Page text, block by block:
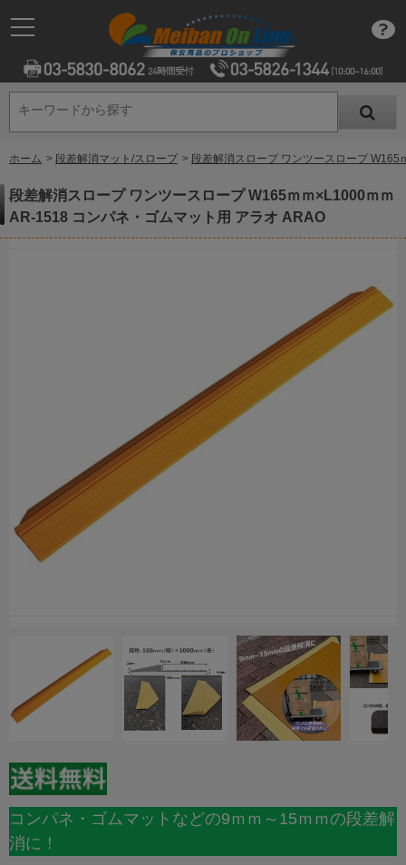
キーワードから探す
キーワードから探す
ホーム > 段差解消マット/スロープ > 段差解消スロープ ワンツースロープ
段差解消スロープ ワンツースロープ W165ｍｍ×L1000ｍｍ
AR-1518 コンパネ・ゴムマット用 アラオ ARAO
コンパネ・ゴムマットなどの9ｍｍ～15ｍｍの段差解
消に！